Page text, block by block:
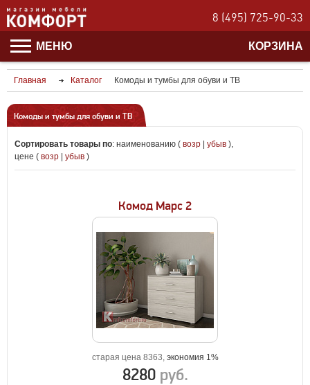
8 (495) 725-90-33
МЕНЮ КОРЗИНА
Главная Каталог Комоды и тумбы для обуви и ТВ
Комоды и тумбы для обуви и ТВ
Сортировать товары по: наименованию ( возр убыв ),
цене ( возр убыв )
Комод Марс 2
старая цена 8363, экономия 1%
8280 руб.